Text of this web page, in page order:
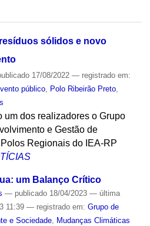
sólidos e novo
17/08/2022 — registrado em:
público, Polo Ribeirão Preto,
um dos realizadores o Grupo
e Gestão de
Regionais do IEA-RP
um Balanço Crítico
— publicado18/04/2023 — última
11:39 — registrado em: Grupo de
e Sociedade, Mudanças Climáticas